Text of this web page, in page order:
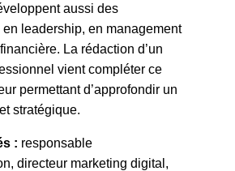
aussi des
leadership, en management
La rédaction d’un
vient compléter ce
permettant d’approfondir un
stratégique.
: responsable
directeur marketing digital,